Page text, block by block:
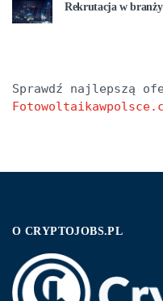
Rekrutacja w
O CRYPTOJOBS.PL